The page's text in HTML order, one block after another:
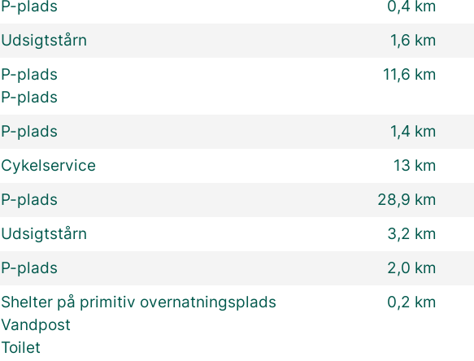
P-plads
0,4 km
Udsigtstårn
1,6 km
P-plads
P-plads
11,6 km
P-plads 1,4 km
Cykelservice
13 km
P-plads
28,9 km
Udsigtstårn
3,2 km
P-plads
2,0 km
Shelter på primitiv overnatningsplads
Vandpost
Toilet
0,2 km